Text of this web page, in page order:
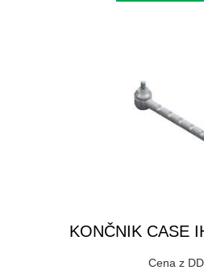
KONČNIK CASE
Cena z